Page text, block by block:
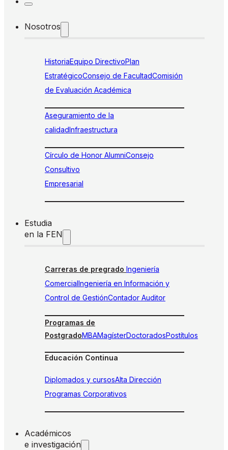
Nosotros
HistoriaEquipo DirectivoPlan
EstratégicoConsejo de FacultadComisión
de Evaluación Académica
Aseguramiento de la
calidadInfraestructura
Círculo de Honor AlumniConsejo
Consultivo
Empresarial
Estudia
en la FEN
Carreras de pregrado Ingeniería
ComercialIngeniería en Información y
Control de GestiónContador Auditor
Programas de
PostgradoMBAMagísterDoctoradosPostítulos
Educación Continua
Diplomados y cursosAlta Dirección
Programas Corporativos
Académicos
e investigación